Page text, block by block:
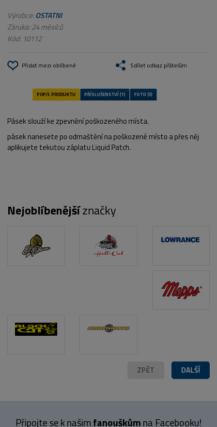
Výrobce:OSTATNI
Záruka: 24 měsíců
Kód: 10112
Přidat mezi oblíbené Sdílet odkaz přátelům
Pásek slouží ke zpevnění poškozeného místa.​​​​​​​
pásek nanesete po odmaštění na poškozené místo a přes něj
aplikujete tekutou záplatu Liquid Patch.
Nejoblíbenějšíznačky
DALŠÍ
ZPĚT
Připojte se k našimfanouškůmna Facebooku!